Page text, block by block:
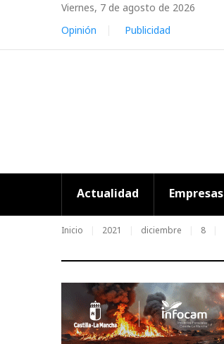
Viernes, 7 de agosto de 2026
Opinión
Publicidad
Actualidad Empresas
Inicio 2021 diciembre 8